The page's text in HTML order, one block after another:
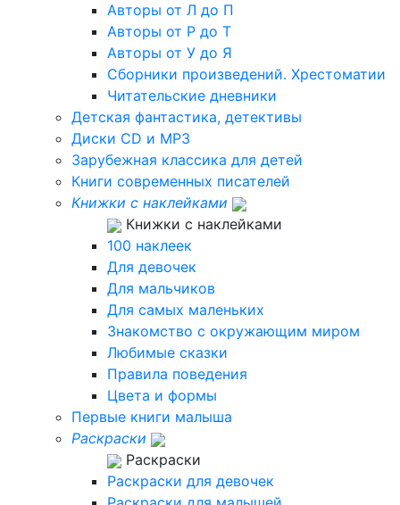
Авторы от Л до П
Авторы от Р до Т
Авторы от У до Я
Сборники произведений. Хрестоматии
Читательские дневники
Детская фантастика, детективы
Диски CD и MP3
Зарубежная классика для детей
Книги современных писателей
Книжки с наклейками
Книжки с наклейками
100 наклеек
Для девочек
Для мальчиков
Для самых маленьких
Знакомство с окружающим миром
Любимые сказки
Правила поведения
Цвета и формы
Первые книги малыша
Раскраски
Раскраски
Раскраски для девочек